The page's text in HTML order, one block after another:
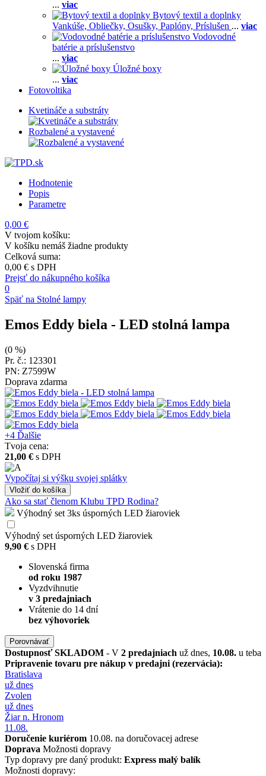
... viac
Bytový textil a doplnky
Vankúše, Obliečky, Osušky, Paplóny, Príslušen ... viac
Vodovodné
batérie a príslušenstvo
... viac
Úložné boxy
... viac
Fotovoltika
Kvetináče a substráty
Rozbalené a vystavené
Hodnotenie
Popis
Parametre
0,00 €
V tvojom košíku:
V košíku nemáš žiadne produkty
Celková suma:
0,00 € s DPH
Prejsť do nákupného košíka
0
Späť na Stolné lampy
Emos Eddy biela - LED stolná lampa
(0 %)
Pr. č.: 123301
PN: Z7599W
Doprava zdarma
+4 Ďalšie
Tvoja cena:
21,00 € s DPH
Vypočítaj si výšku svojej splátky
Vložiť do košíka
Ako sa stať členom Klubu TPD Rodina?
Výhodný set 3ks úsporných LED žiaroviek
Výhodný set úsporných LED žiaroviek
9,90 € s DPH
Slovenská firma
od roku 1987
Vyzdvihnutie
v 3 predajniach
Vrátenie do 14 dní
bez výhovoriek
Porovnávať
DostupnosťSKLADOM - V 2 predajniach už dnes, 10.08. u teba
Pripravenie tovaru pre nákup v predajni (rezervácia):
Bratislava
už dnes
Zvolen
už dnes
Žiar n. Hronom
11.08.
Doručenie kuriérom 10.08. na doručovacej adrese
Doprava Možnosti dopravy
Typ dopravy pre daný produkt: Express malý balík
Možnosti dopravy: